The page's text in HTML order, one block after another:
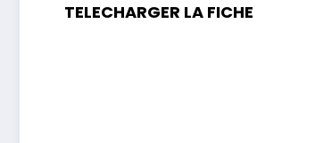
TELECHARGER LA FICHE